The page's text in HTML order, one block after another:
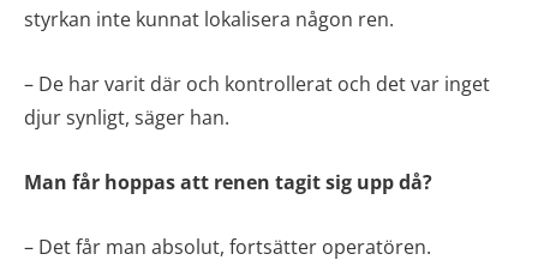
styrkan inte kunnat lokalisera någon ren.
– De har varit där och kontrollerat och det var inget
djur synligt, säger han.
Man får hoppas att renen tagit sig upp då?
– Det får man absolut, fortsätter operatören.